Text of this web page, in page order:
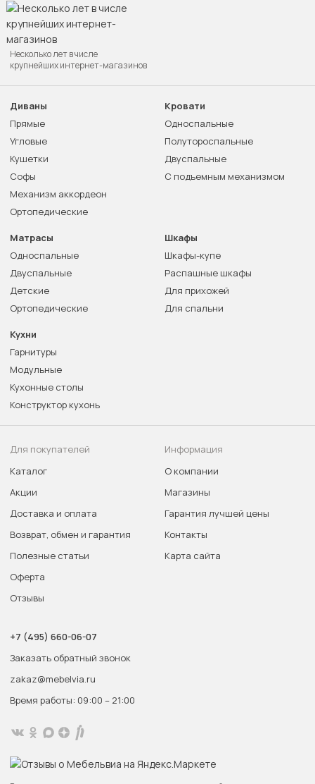
Несколько лет в числе
крупнейших интернет-магазинов
Диваны
Прямые
Угловые
Кушетки
Софы
Механизм аккордеон
Ортопедические
Кровати
Односпальные
Полутороспальные
Двуспальные
С подъемным механизмом
Матрасы
Односпальные
Двуспальные
Детские
Ортопедические
Шкафы
Шкафы-купе
Распашные шкафы
Для прихожей
Для спальни
Кухни
Гарнитуры
Модульные
Кухонные столы
Конструктор кухонь
Для покупателей
Каталог
Акции
Доставка и оплата
Возврат, обмен и гарантия
Полезные статьи
Оферта
Отзывы
Информация
О компании
Магазины
Гарантия лучшей цены
Контакты
Карта сайта
+7 (495) 660-06-07
Заказать обратный звонок
zakaz@mebelvia.ru
Время работы: 09:00 – 21:00